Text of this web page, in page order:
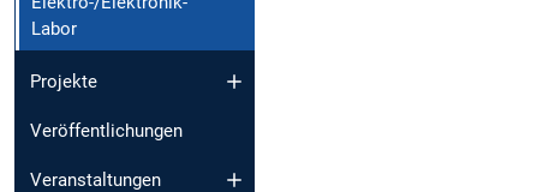
Labor
Projekte
Veröffentlichungen
Veranstaltungen